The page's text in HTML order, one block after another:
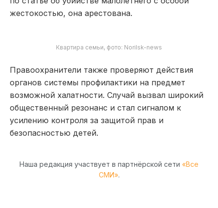
жестокостью, она арестована.
Квартира семьи, фото: Norilsk-news
Правоохранители также проверяют действия
органов системы профилактики на предмет
возможной халатности. Случай вызвал широкий
общественный резонанс и стал сигналом к
усилению контроля за защитой прав и
безопасностью детей.
Наша редакция участвует в партнёрской сети «Все
СМИ».